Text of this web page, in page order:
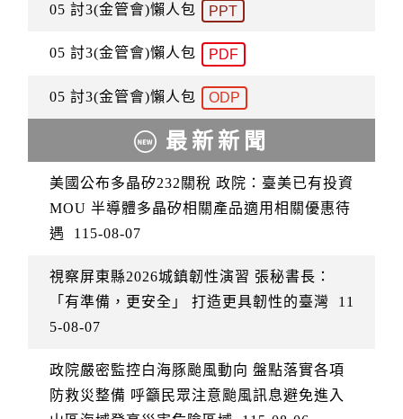
05 討3(金管會)懶人包 PPT
05 討3(金管會)懶人包 PDF
05 討3(金管會)懶人包 ODP
最新新聞
美國公布多晶矽232關稅 政院：臺美已有投資
MOU 半導體多晶矽相關產品適用相關優惠待
遇
115-08-07
視察屏東縣2026城鎮韌性演習 張秘書長：
「有準備，更安全」 打造更具韌性的臺灣
11
5-08-07
政院嚴密監控白海豚颱風動向 盤點落實各項
防救災整備 呼籲民眾注意颱風訊息避免進入